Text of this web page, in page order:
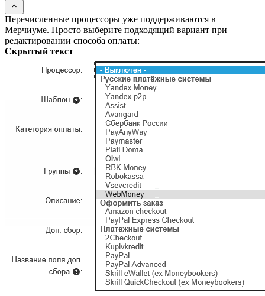
Перечисленные процессоры уже поддерживаются в
Мерчиуме. Просто выберите подходящий вариант при
редактировании способа оплаты:
Скрытый текст